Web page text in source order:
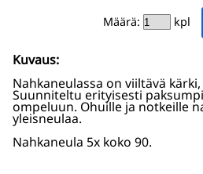
Määrä: kpl
Kuvaus:
Nahkaneulassa on viiltävä
Suunniteltu erityisesti
ompeluun. Ohuille ja notkeille
yleisneulaa.
Nahkaneula 5x koko 90.